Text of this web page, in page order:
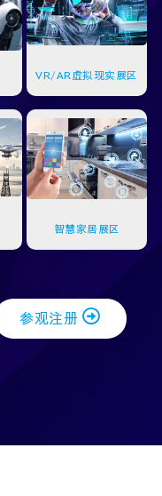
VR/AR虚拟现实展区
智慧家居展区
参观注册